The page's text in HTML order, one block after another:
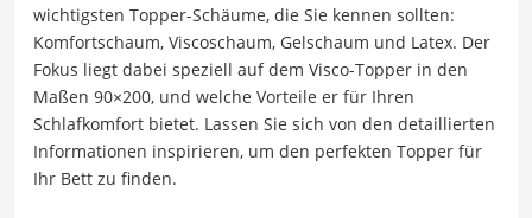
wichtigsten Topper-Schäume, die Sie kennen sollten:
Komfortschaum, Viscoschaum, Gelschaum und Latex. Der
Fokus liegt dabei speziell auf dem Visco-Topper in den
Maßen 90×200, und welche Vorteile er für Ihren
Schlafkomfort bietet. Lassen Sie sich von den detaillierten
Informationen inspirieren, um den perfekten Topper für
Ihr Bett zu finden.